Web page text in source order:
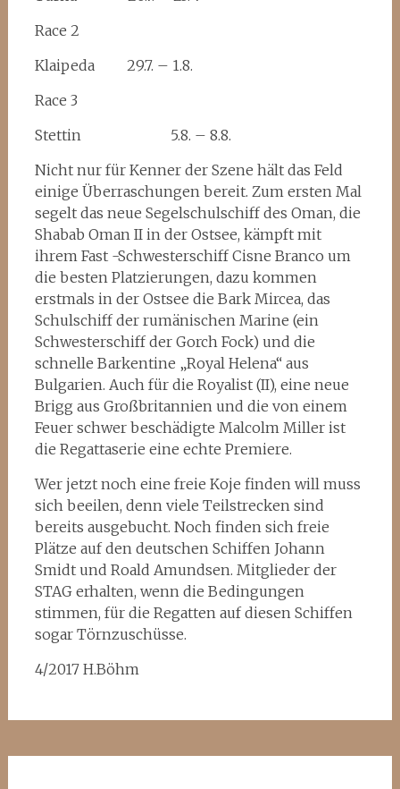
Race 2
Klaipeda 29.7. – 1.8.
Race 3
Stettin 5.8. – 8.8.
Nicht nur für Kenner der Szene hält das Feld
einige Überraschungen bereit. Zum ersten Mal
segelt das neue Segelschulschiff des Oman, die
Shabab Oman II in der Ostsee, kämpft mit
ihrem Fast -Schwesterschiff Cisne Branco um
die besten Platzierungen, dazu kommen
erstmals in der Ostsee die Bark Mircea, das
Schulschiff der rumänischen Marine (ein
Schwesterschiff der Gorch Fock) und die
schnelle Barkentine „Royal Helena“ aus
Bulgarien. Auch für die Royalist (II), eine neue
Brigg aus Großbritannien und die von einem
Feuer schwer beschädigte Malcolm Miller ist
die Regattaserie eine echte Premiere.
Wer jetzt noch eine freie Koje finden will muss
sich beeilen, denn viele Teilstrecken sind
bereits ausgebucht. Noch finden sich freie
Plätze auf den deutschen Schiffen Johann
Smidt und Roald Amundsen. Mitglieder der
STAG erhalten, wenn die Bedingungen
stimmen, für die Regatten auf diesen Schiffen
sogar Törnzuschüsse.
4/2017 H.Böhm